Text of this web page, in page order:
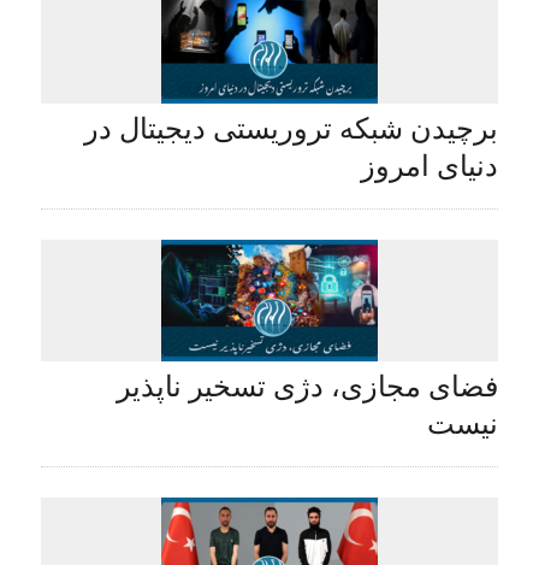
برچیدن شبکه تروریستی دیجیتال در
دنیای امروز
فضای مجازی، دژی تسخیر ناپذیر
نیست